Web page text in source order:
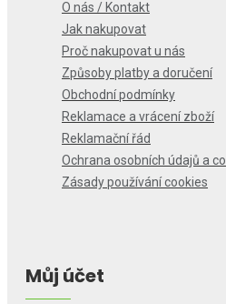
O nás / Kontakt
Jak nakupovat
Proč nakupovat u nás
Způsoby platby a doručení
Obchodní podmínky
Reklamace a vrácení zboží
Reklamační řád
Ochrana osobních údajů a
Zásady používání cookies
Můj účet